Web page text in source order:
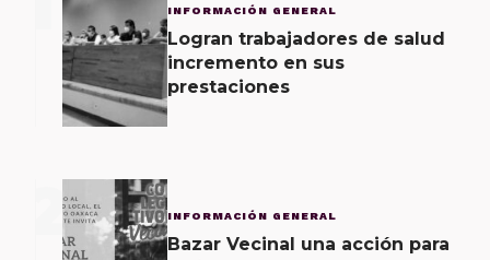
INFORMACIÓN GENERAL
Logran trabajadores de salud
incremento en sus
prestaciones
2 INFORMACIÓN GENERAL
Bazar Vecinal una acción para